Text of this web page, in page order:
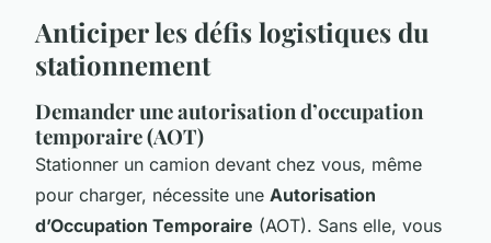
Anticiper les défis logistiques du
stationnement
Demander une autorisation d’occupation
temporaire (AOT)
Stationner un camion devant chez vous, même
pour charger, nécessite une Autorisation
d’Occupation Temporaire (AOT). Sans elle, vous